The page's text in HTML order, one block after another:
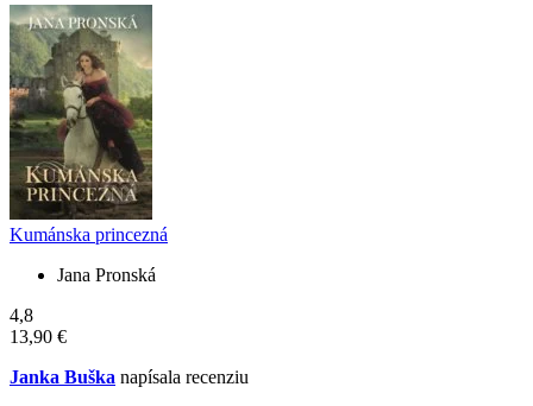
Kumánska princezná
Jana Pronská
4,8
13,90 €
Janka Buška napísala recenziu